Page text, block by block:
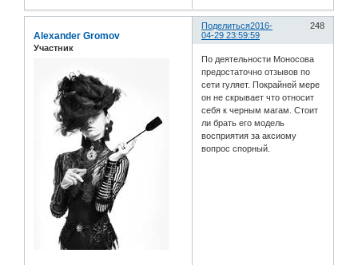
Поделиться 248
2016-
04-29 23:59:59
Alexander Gromov
Участник
По деятельности Моносова
предостаточно отзывов по
сети гуляет. Покрайней мере
он не скрывает что относит
себя к черным магам. Стоит
ли брать его модель
восприятия за аксиому
вопрос спорный.